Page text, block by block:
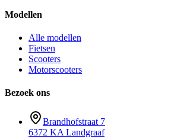
Modellen
Alle modellen
Fietsen
Scooters
Motorscooters
Bezoek ons
Brandhofstraat 7
6372 KA Landgraaf